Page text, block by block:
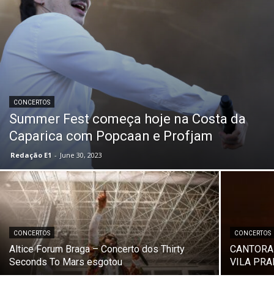
CONCERTOS
Summer Fest começa hoje na Costa da
Caparica com Popcaan e Profjam
Redação E1 - June 30, 2023
CONCERTOS
Altice Forum Braga – Concerto dos Thirty
Seconds To Mars esgotou
CONCERTOS
VILA